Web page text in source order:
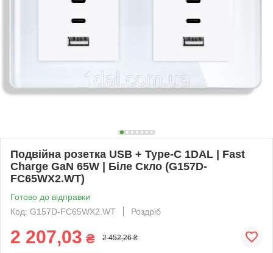
Подвійна розетка USB + Type-C 1DAL | Fast
Charge GaN 65W | Біле Скло (G157D-
FC65WX2.WT)
Готово до відправки
Код: G157D-FC65WX2.WT
Роздріб
2 207,03 ₴ 2 452,26 ₴